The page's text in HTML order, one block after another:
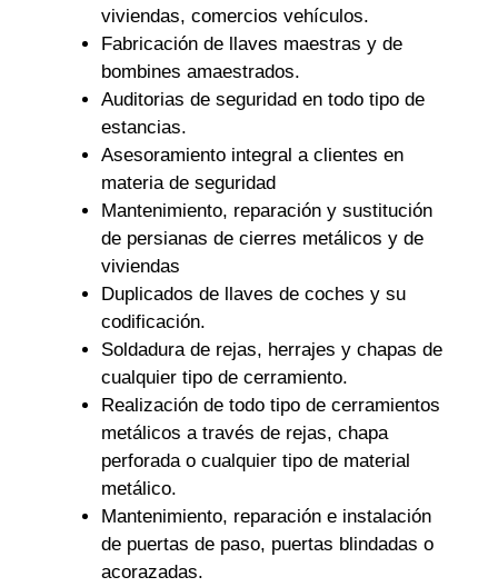
viviendas, comercios vehículos.
Fabricación de llaves maestras y de
bombines amaestrados.
Auditorias de seguridad en todo tipo de
estancias.
Asesoramiento integral a clientes en
materia de seguridad
Mantenimiento, reparación y sustitución
de persianas de cierres metálicos y de
viviendas
Duplicados de llaves de coches y su
codificación.
Soldadura de rejas, herrajes y chapas de
cualquier tipo de cerramiento.
Realización de todo tipo de cerramientos
metálicos a través de rejas, chapa
perforada o cualquier tipo de material
metálico.
Mantenimiento, reparación e instalación
de puertas de paso, puertas blindadas o
acorazadas.